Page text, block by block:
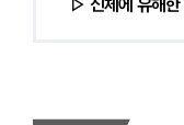
▷ 신체에 유해한